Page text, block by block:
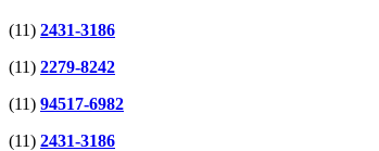
(11) 2431-3186
(11) 2279-8242
(11) 94517-6982
(11) 2431-3186